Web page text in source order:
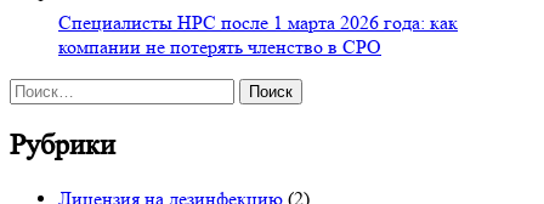
Специалисты НРС после 1 марта 2026 года: как
компании не потерять членство в СРО
Найти:
Рубрики
Лицензия на дезинфекцию (2)